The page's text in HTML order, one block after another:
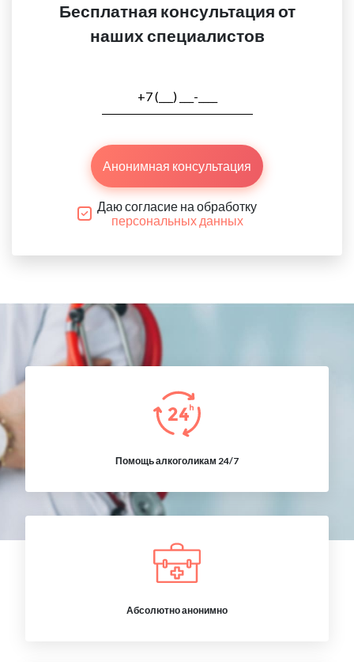
Бесплатная консультация от
наших специалистов
Анонимная консультация
Даю согласие на обработку
персональных данных
Помощь алкоголикам 24/7
Абсолютно анонимно